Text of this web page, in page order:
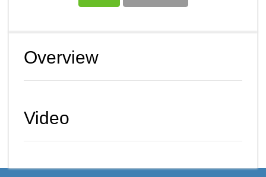
Overview
Video